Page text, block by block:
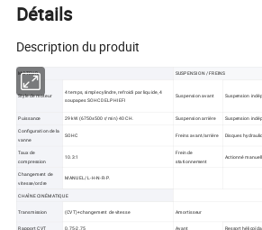
Détails
Description du produit
MOTEUR SUSPENSION / FREINS
Style de moteur
4 temps, simple cylindre, refroidi par liquide, 4
soupapes SOHC DELPHI EFI
Suspension avant Suspension
Puissance 29 kW (6750±500 r/min) 40 CH. Suspension arrière Suspension
Configuration de la
vanne
SOHC Freins avant/arrière Disques
Taux de
compression
10.3:1
Frein de
stationnement
Actionné
Changement de
vitesse/ordre
MANUEL/ L-H-N-R-P.
CHAÎNE CINÉMATIQUE
Transmission (CVT)+changement de vitesse Amortisseur
Rapport CVT 0.75-2.75 Avant Ressort